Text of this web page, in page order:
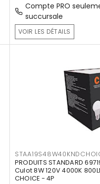
Compte PRO
succursale
VOIR LES DÉTAILS
PRODUITS STANDARD
Culot 8W 120V 4000K
CHOICE - 4P